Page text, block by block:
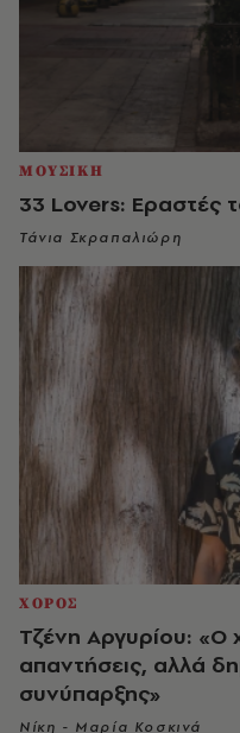
ΜΟΥΣΙΚΗ
33 Lovers: Εραστές
Τάνια Σκραπαλιώρη
ΧΟΡΟΣ
Τζένη Αργυρίου: «Ο
απαντήσεις, αλλά
συνύπαρξης»
Νίκη - Μαρία Κοσκινά